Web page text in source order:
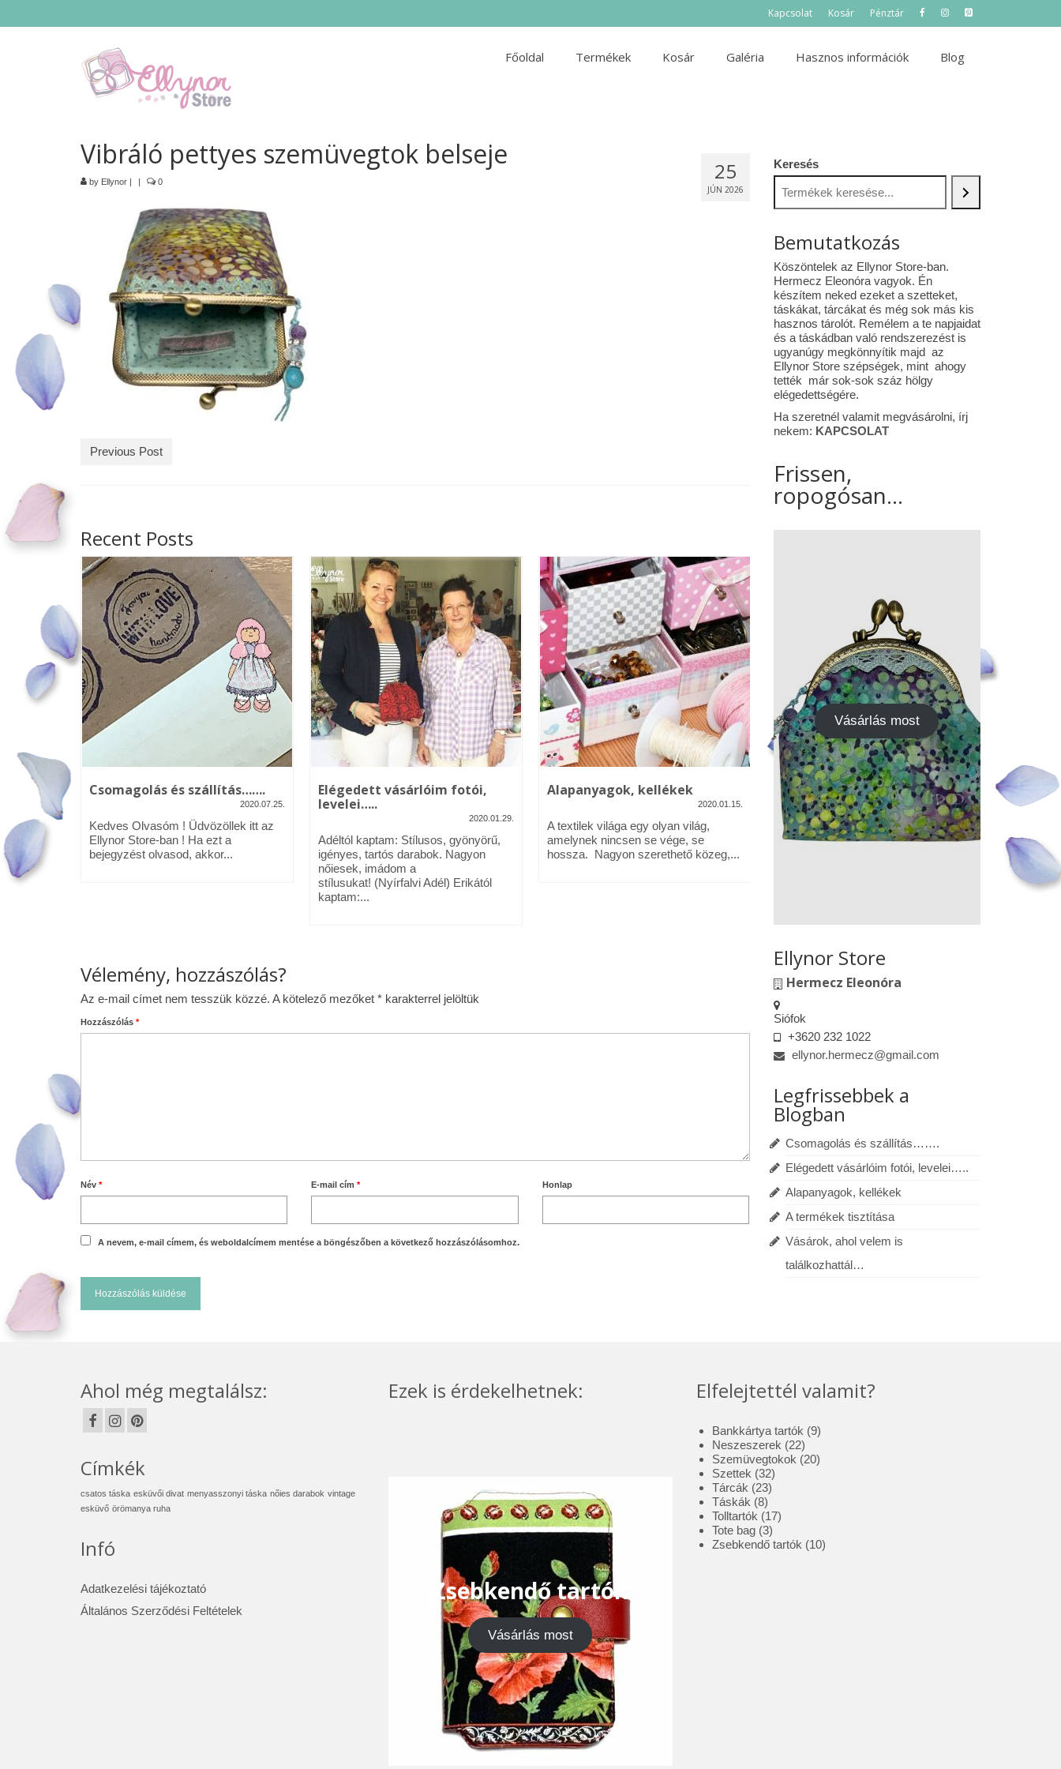
Kapcsolat Kosár Pénztár
Főoldal Termékek Kosár Galéria Hasznos információk Blog
25
JÚN 2026
Vibráló pettyes szemüvegtok belseje
by Ellynor | | 0
Previous Post
Recent Posts
– Üdv
2020.01.09.
Ellynor
Csomagolás és szállítás…….
2020.07.25.
Kedves Olvasóm ! Üdvözöllek itt az
Ellynor Store-ban ! Ha ezt a
bejegyzést olvasod, akkor...
Elégedett vásárlóim fotói,
levelei…..
2020.01.29.
Adéltól kaptam: Stílusos, gyönyörű,
igényes, tartós darabok. Nagyon
nőiesek, imádom a
stílusukat! (Nyírfalvi Adél) Erikától
kaptam:...
Alapanyagok, kellékek
2020.01.15.
A textilek világa egy olyan világ,
amelynek nincsen se vége, se
hossza. Nagyon szerethető közeg,...
A termékek tisztítása
2020.01.13.
Alapanyagok: Tilda pamutvászon,
designer pamutvászon, lenvászon,
Kedves
Vélemény, hozzászólás?
Az e-mail címet nem tesszük közzé. A kötelező mezőket * karakterrel jelöltük
Hozzászólás *
Név * E-mail cím* Honlap
A nevem, e-mail címem, és weboldalcímem mentése a böngészőben a következő hozzászólásomhoz.
Keresés
Bemutatkozás
Köszöntelek az Ellynor Store-ban.
Hermecz Eleonóra vagyok. Én
készítem neked ezeket a szetteket,
táskákat, tárcákat és még sok más kis
hasznos tárolót. Remélem a te napjaidat
és a táskádban való rendszerezést is
ugyanúgy megkönnyítik majd az
Ellynor Store szépségek, mint ahogy
tették már sok-sok száz hölgy
elégedettségére.
Ha szeretnél valamit megvásárolni, írj
nekem: KAPCSOLAT
Frissen,
ropogósan...
Vásárlás most
Ellynor Store
Hermecz Eleonóra
Siófok
+3620 232 1022
ellynor.hermecz@gmail.com
Legfrissebbek a
Blogban
Csomagolás és szállítás…….
Elégedett vásárlóim fotói, levelei…..
Alapanyagok, kellékek
A termékek tisztítása
Vásárok, ahol velem is
találkozhattál…
Ahol még megtalálsz:
Címkék
csatos táska esküvői divat menyasszonyi táska nőies darabok vintage
esküvő örömanya ruha
Infó
Adatkezelési tájékoztató
Általános Szerződési Feltételek
Ezek is érdekelhetnek:
Zsebkendő tartók
Vásárlás most
Elfelejtettél valamit?
Bankkártya tartók 99
Neszeszerek 2222
termék
Szemüvegtokok 2020
Szettek 3232
termék
Tárcák 2323
termék
Táskák 88
termék
Tolltartók 1717
Tote bag 33
termék
Zsebkendő tartók 1010